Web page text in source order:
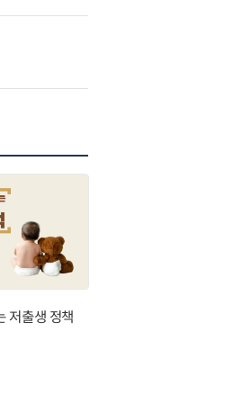
저출생 정책